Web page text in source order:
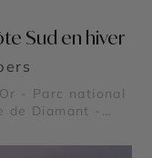
Sud en hiver
- Parc national
Diamant -